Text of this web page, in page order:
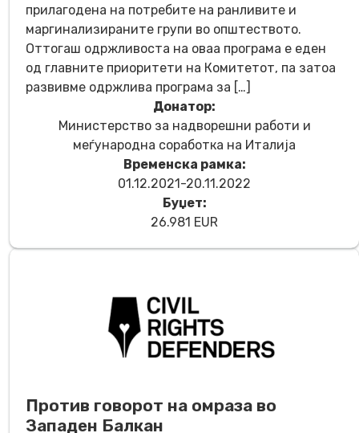
прилагодена на потребите на ранливите и
маргинализираните групи во општеството.
Оттогаш одржливоста на оваа програма е еден
од главните приоритети на Комитетот, па затоа
развивме одржлива програма за […]
Донатор:
Министерство за надворешни рабoти и
меѓународна соработка на Италија
Временска рамка:
01.12.2021-20.11.2022
Буџет:
26.981 EUR
Против говорот на омраза во
Западен Балкан